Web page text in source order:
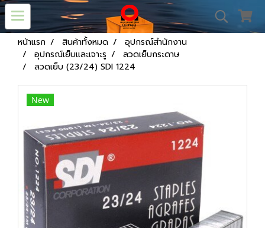
หน้าแรก สินค้าทั้งหมด
อุปกรณ์สำนักงาน
อุปกรณ์เย็บและเจาะรู
ลวดเย็บกระดาษ
ลวดเย็บ (23/24) SDI 1224
New